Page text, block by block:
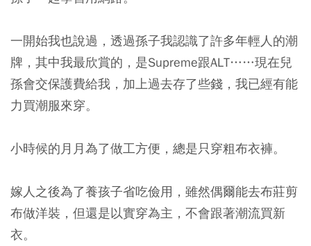
一開始我也說過，透過孫子我認識了許多年輕人的潮
牌，其中我最欣賞的，是Supreme跟ALT……現在兒
孫會交保護費給我，加上過去存了些錢，我已經有能
力買潮服來穿。
小時候的月月為了做工方便，總是只穿粗布衣褲。
嫁人之後為了養孩子省吃儉用，雖然偶爾能去布莊剪
布做洋裝，但還是以實穿為主，不會跟著潮流買新
衣。